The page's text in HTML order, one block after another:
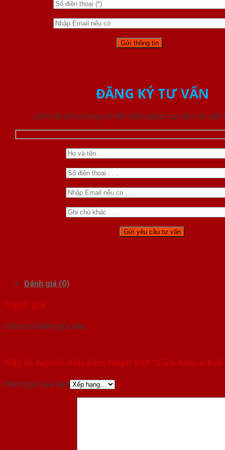
ĐĂNG KÝ TƯ VẤN
Liên hệ với chúng tôi để nhận được tư vấn chi tiết
Đánh giá (0)
Đánh giá
Chưa có đánh giá nào.
Hãy là người đầu tiên nhận xét “Cửa Nhựa Đài
Đánh giá của bạn